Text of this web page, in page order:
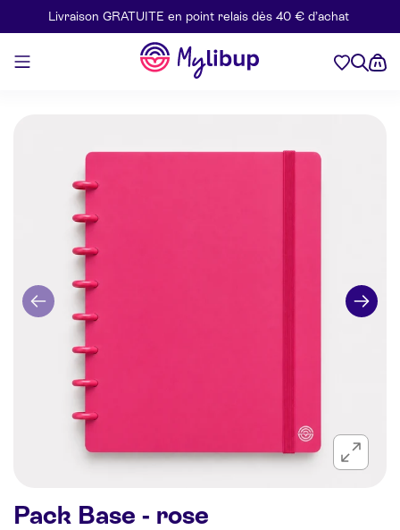
Aller au contenu
Livraison GRATUITE en point relais dès 40 € d’achat
Mylibup
Pack Base - rose